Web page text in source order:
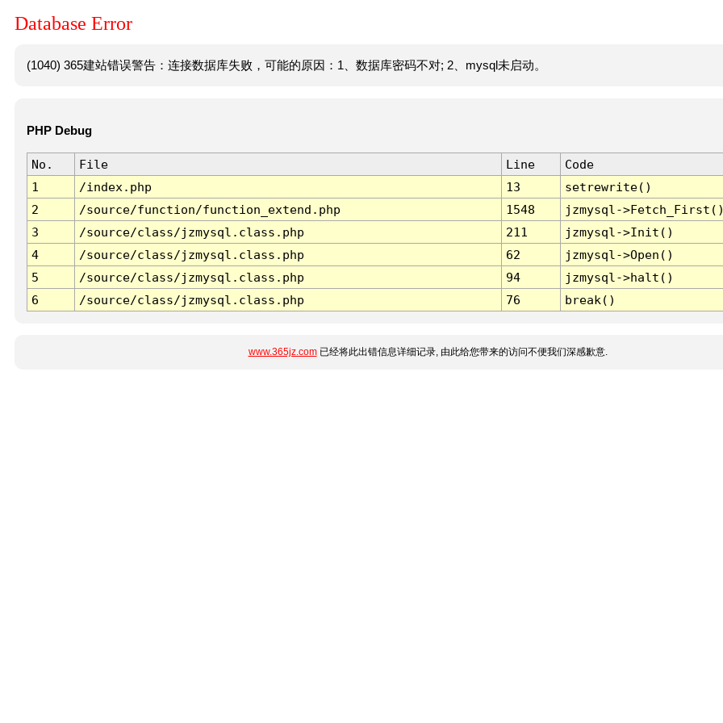
Database Error
(1040) 365建站错误警告：连接数据库失败，可能的原因：1、数据库密码不对; 2、mysql未启动。
PHP Debug
No. File Line
Code
1
/index.php 13
setrewrite()
2
/source/function/function_extend.php 1548
jzmysql-
3
/source/class/jzmysql.class.php 211
jzmysql->Init()
4
/source/class/jzmysql.class.php 62
jzmysql->Open()
5
/source/class/jzmysql.class.php 94
jzmysql->halt()
6
/source/class/jzmysql.class.php 76 break()
www.365jz.com已经将此出错信息详细记录, 由此给您带来的访问不便我们深感歉意.